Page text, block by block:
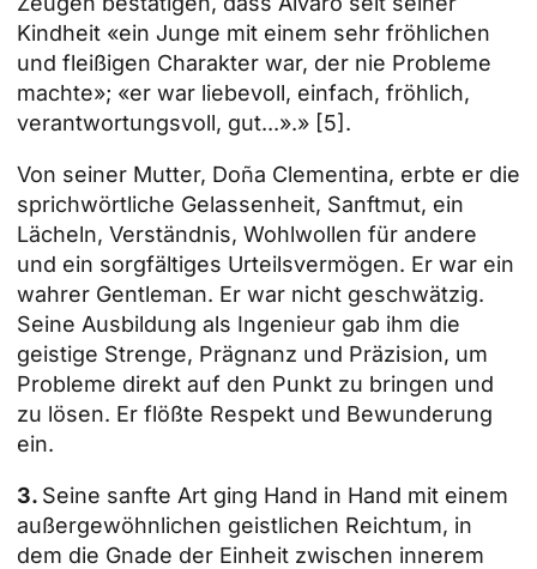
Kindheit «ein Junge mit einem sehr fröhlichen
und fleißigen Charakter war, der nie Probleme
machte»; «er war liebevoll, einfach, fröhlich,
verantwortungsvoll, gut...».» [5] .
Von seiner Mutter, Doña Clementina, erbte er die
sprichwörtliche Gelassenheit, Sanftmut, ein
Lächeln, Verständnis, Wohlwollen für andere
und ein sorgfältiges Urteilsvermögen. Er war ein
wahrer Gentleman. Er war nicht geschwätzig.
Seine Ausbildung als Ingenieur gab ihm die
geistige Strenge, Prägnanz und Präzision, um
Probleme direkt auf den Punkt zu bringen und
zu lösen. Er flößte Respekt und Bewunderung
ein.
3. Seine sanfte Art ging Hand in Hand mit einem
außergewöhnlichen geistlichen Reichtum, in
dem die Gnade der Einheit zwischen innerem